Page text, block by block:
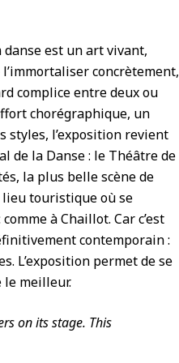
danse est un art vivant,
concrètement,
complice entre deux ou
chorégraphique, un
styles, l’exposition revient
de la Danse : le Théâtre de
la plus belle scène de
lieu touristique où se
à Chaillot. Car c’est
contemporain :
L’exposition permet de se
le meilleur.
on its stage. This